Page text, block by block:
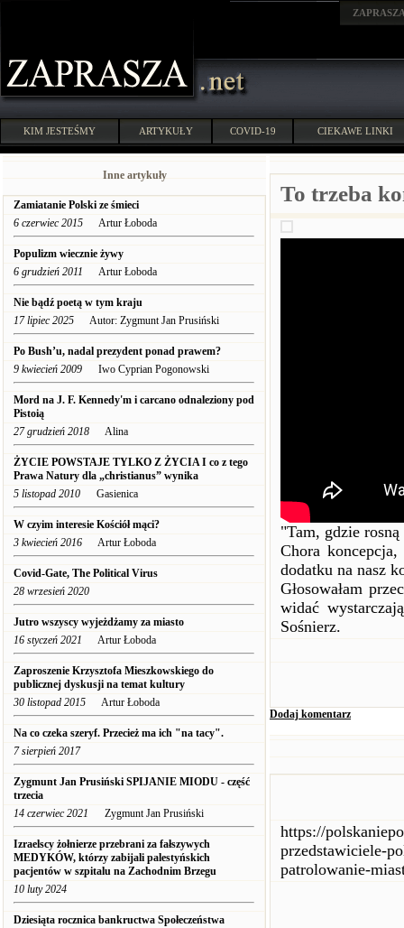
KIM JESTEŚMY ARTYKUŁY COVID-19 CIEKAWE LINKI
Inne artykuły
Zamiatanie Polski ze śmieci
6 czerwiec 2015 Artur Łoboda
Populizm wiecznie żywy
6 grudzień 2011 Artur Łoboda
Nie bądź poetą w tym kraju
17 lipiec 2025 Autor: Zygmunt Jan Prusiński
Po Bush’u, nadal prezydent ponad prawem?
9 kwiecień 2009 Iwo Cyprian Pogonowski
Mord na J. F. Kennedy'm i carcano odnaleziony pod
Pistoią
27 grudzień 2018 Alina
ŻYCIE POWSTAJE TYLKO Z ŻYCIA I co z tego
Prawa Natury dla „christianus” wynika
5 listopad 2010 Gasienica
W czyim interesie Kościół mąci?
3 kwiecień 2016 Artur Łoboda
Covid-Gate, The Political Virus
28 wrzesień 2020
Jutro wszyscy wyjeżdżamy za miasto
16 styczeń 2021 Artur Łoboda
Zaproszenie Krzysztofa Mieszkowskiego do
publicznej dyskusji na temat kultury
30 listopad 2015 Artur Łoboda
Na co czeka szeryf. Przecież ma ich "na tacy".
7 sierpień 2017
Zygmunt Jan Prusiński SPIJANIE MIODU - część
trzecia
14 czerwiec 2021 Zygmunt Jan Prusiński
Izraelscy żołnierze przebrani za fałszywych
MEDYKÓW, którzy zabijali palestyńskich
pacjentów w szpitalu na Zachodnim Brzegu
10 luty 2024
Dziesiąta rocznica bankructwa Społeczeństwa
To trzeba
"Tam, gdzie
Chora
dodatku na nasz
Głosowałam
widać
Sośnierz.
Dodaj komentarz
https://
przedstawiciele-
patrolowanie-